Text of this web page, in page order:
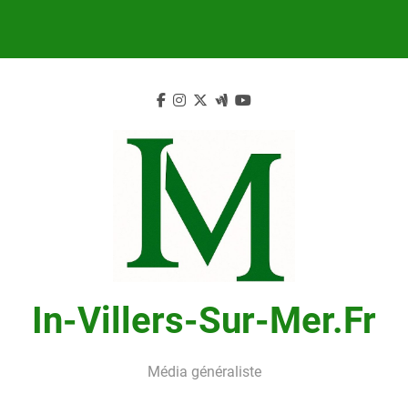
In-Villers-Sur-Mer.fr
Média généraliste